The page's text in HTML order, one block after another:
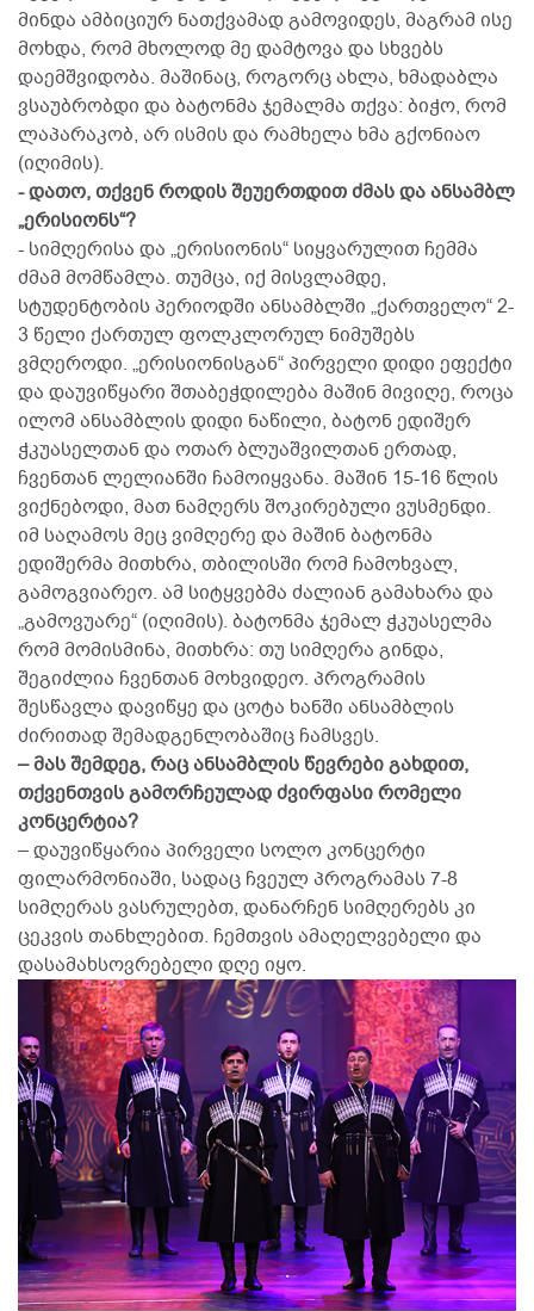
მინდა ამბიციურ ნათქვამად გამოვიდეს, მაგრამ ისე
მოხდა, რომ მხოლოდ მე დამტოვა და სხვებს
დაემშვიდობა. მაშინაც, როგორც ახლა, ხმადაბლა
ვსაუბრობდი და ბატონმა ჯემალმა თქვა: ბიჭო, რომ
ლაპარაკობ, არ ისმის და რამხელა ხმა გქონიაო
(იღიმის).
- დათო, თქვენ როდის შეუერთდით ძმას და ანსამბლ
„ერისიონს“?
- სიმღერისა და „ერისიონის“ სიყვარულით ჩემმა
ძმამ მომწამლა. თუმცა, იქ მისვლამდე,
სტუდენტობის პერიოდში ანსამბლში „ქართველო“ 2-
3 წელი ქართულ ფოლკლორულ ნიმუშებს
ვმღეროდი. „ერისიონისგან“ პირველი დიდი ეფექტი
და დაუვიწყარი შთაბეჭდილება მაშინ მივიღე, როცა
ილომ ანსამბლის დიდი ნაწილი, ბატონ ედიშერ
ჭკუასელთან და ოთარ ბლუაშვილთან ერთად,
ჩვენთან ლელიანში ჩამოიყვანა. მაშინ 15-16 წლის
ვიქნებოდი, მათ ნამღერს შოკირებული ვუსმენდი.
იმ საღამოს მეც ვიმღერე და მაშინ ბატონმა
ედიშერმა მითხრა, თბილისში რომ ჩამოხვალ,
გამოგვიარეო. ამ სიტყვებმა ძალიან გამახარა და
„გამოვუარე“ (იღიმის). ბატონმა ჯემალ ჭკუასელმა
რომ მომისმინა, მითხრა: თუ სიმღერა გინდა,
შეგიძლია ჩვენთან მოხვიდეო. პროგრამის
შესწავლა დავიწყე და ცოტა ხანში ანსამბლის
ძირითად შემადგენლობაშიც ჩამსვეს.
– მას შემდეგ, რაც ანსამბლის წევრები გახდით,
თქვენთვის გამორჩეულად ძვირფასი რომელი
კონცერტია?
– დაუვიწყარია პირველი სოლო კონცერტი
ფილარმონიაში, სადაც ჩვეულ პროგრამას 7-8
სიმღერას ვასრულებთ, დანარჩენ სიმღერებს კი
ცეკვის თანხლებით. ჩემთვის ამაღელვებელი და
დასამახსოვრებელი დღე იყო.